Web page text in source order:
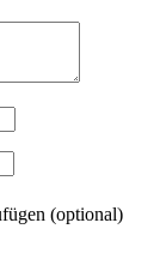
(optional)